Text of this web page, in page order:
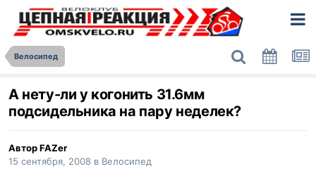
Велосипед
А нету-ли у когонить 31.6мм
подсидельника на пару неделек?
АвторFAZer
15 сентября, 2008 в Велосипед